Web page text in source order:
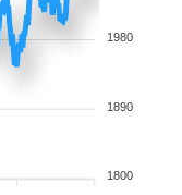
1980
1890
1800